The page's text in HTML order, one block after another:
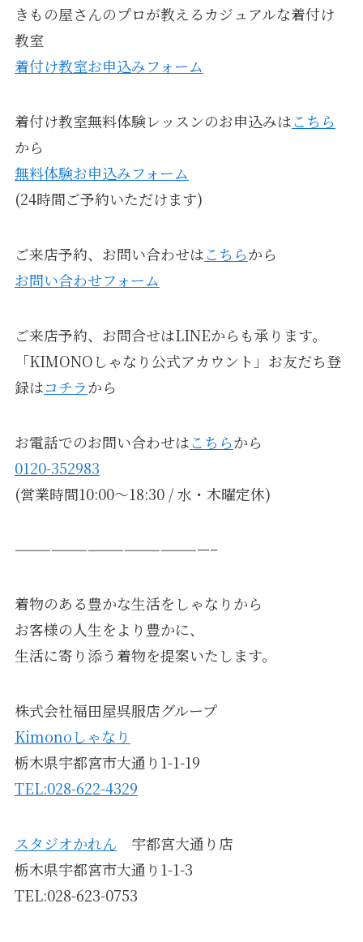
きもの屋さんのプロが教えるカジュアルな着付け
教室
着付け教室お申込みフォーム
着付け教室無料体験レッスンのお申込みはこちら
から
無料体験お申込みフォーム
(24時間ご予約いただけます)
ご来店予約、お問い合わせはこちらから
お問い合わせフォーム
ご来店予約、お問合せはLINEからも承ります。
「KIMONOしゃなり公式アカウント」お友だち登
録はコチラから
お電話でのお問い合わせはこちらから
0120-352983
(営業時間10:00～18:30 / 水・木曜定休)
————————————————–
着物のある豊かな生活をしゃなりから
お客様の人生をより豊かに、
生活に寄り添う着物を提案いたします。
株式会社福田屋呉服店グループ
Kimonoしゃなり
栃木県宇都宮市大通り1-1-19
TEL:028-622-4329
スタジオかれん 宇都宮大通り店
栃木県宇都宮市大通り1-1-3
TEL:028-623-0753